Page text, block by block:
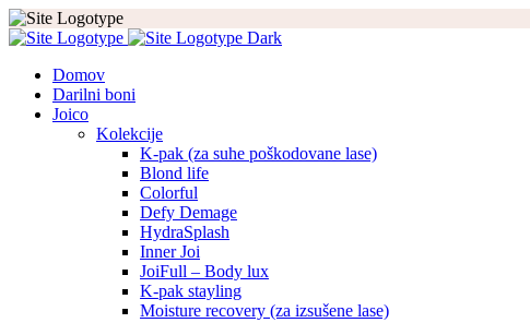
Domov
Darilni boni
Joico
Kolekcije
K-pak (za suhe poškodovane lase)
Blond life
Colorful
Defy Demage
HydraSplash
Inner Joi
JoiFull – Body lux
K-pak stayling
Moisture recovery (za izsušene lase)